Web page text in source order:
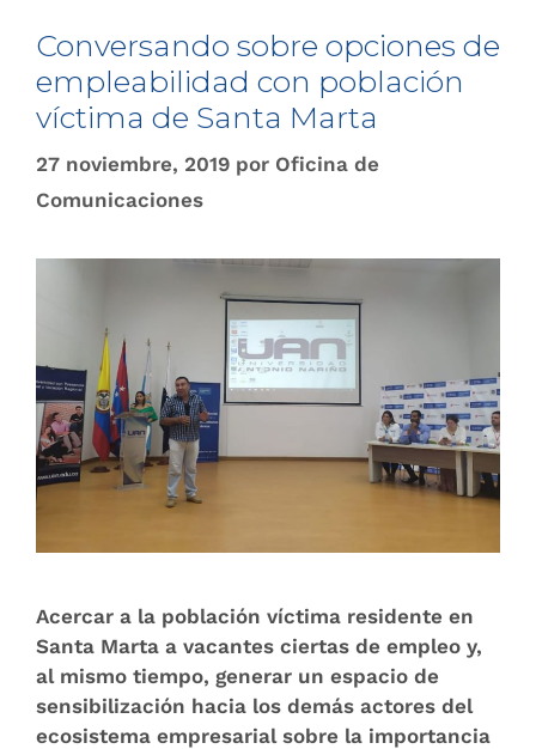
Conversando sobre opciones de
empleabilidad con población
víctima de Santa Marta
27 noviembre, 2019 por Oficina de
Comunicaciones
Acercar a la población víctima residente en
Santa Marta a vacantes ciertas de empleo y,
al mismo tiempo, g​enerar un espacio de
sensibilización hacia los demás actores del
ecosistema empresarial sobre la importancia